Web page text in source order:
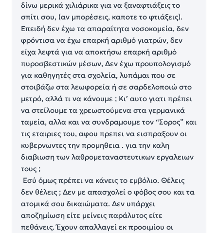
δίνω μερικά χιλιάρικα για να ξαναφτιάξεις το
σπίτι σου, (αν μπορέσεις, καποτε το φτιάξεις).
Επειδή δεν έχω τα απαραίτητα νοσοκομεία, δεν
φρόντισα να έχω επαρκή αριθμό γιατρών, δεν
είχα λεφτά για να αποκτήσω επαρκή αριθμό
πυροσβεστικών μέσων, Δεν έχω προυπολογισμό
για καθηγητές στα σχολεία, λυπάμαι που σε
στοιβάζω στα λεωφορεία ή σε σαρδελοποιώ στο
μετρό, αλλά τι να κάνουμε ; Κι’ αυτο γιατι πρέπει
να στείλουμε τα χρεωστούμενα στα γερμανικά
ταμεία, αλλα και να συνδραμουμε τον “Σορος” και
τις εταιριες του, αφου πρεπει να εισπραξουν οι
κυβερνωντες την προμηθεια . για την καλη
διαβιωση των λαθρομεταναστευτικων εργαλειων
τους ;
Εσύ όμως πρέπει να κάνεις το εμβόλιο. Θέλεις
δεν θέλεις ; Δεν με απασχολεί ο φόβος σου και τα
ατομικά σου δικαιώματα. Δεν υπάρχει
αποζημίωση είτε μείνεις παράλυτος είτε
πεθάνεις. Έχουν απαλλαγεί εκ προοιμίου οι